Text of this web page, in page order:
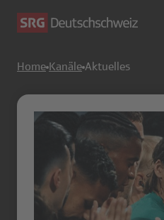
Home Kanäle Aktuelles